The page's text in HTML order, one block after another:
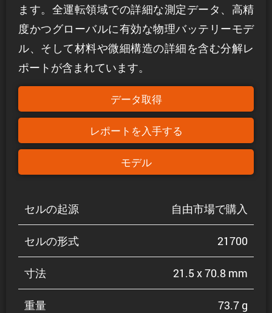
ます。全運転領域での詳細な測定データ、高精
度かつグローバルに有効な物理バッテリーモデ
ル、そして材料や微細構造の詳細を含む分解レ
ポートが含まれています。
データ取得
レポートを入手する
モデル
セルの起源 自由市場で購入
セルの形式 21700
寸法 21.5 x 70.8 mm
重量 73.7 g